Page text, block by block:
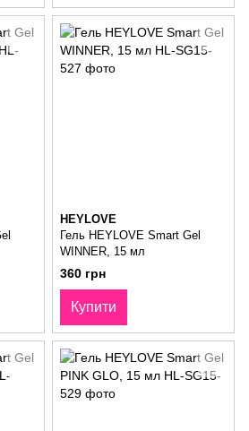
HEYLOVE
Гель HEYLOVE Smart Gel
WINNER, 15 мл
360 грн
Купити